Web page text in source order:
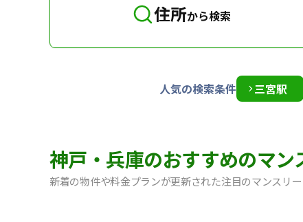
住所から検索
人気の検索条件 三宮駅
神戸・兵庫のおすすめのマ
新着の物件や料金プランが更新された注目のマンスリー